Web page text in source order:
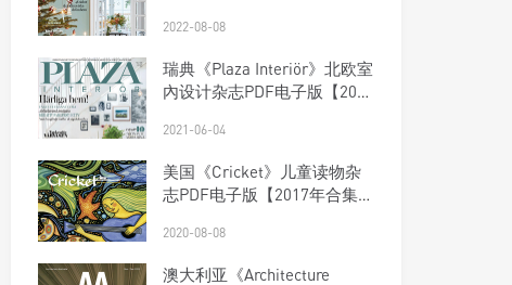
2022-08-08
瑞典《Plaza Interiör》北欧室
內设计杂志PDF电子版【2016
2021-06-04
美国《Cricket》儿童读物杂
志PDF电子版【2017年合集9
2020-08-08
澳大利亚《Architecture